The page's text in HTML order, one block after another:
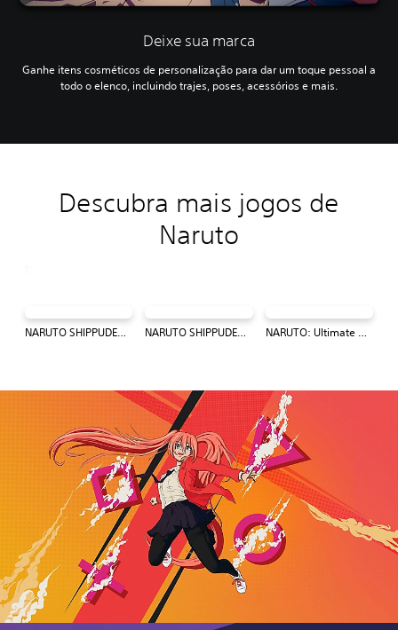
Deixe sua marca
Ganhe itens cosméticos de personalização para dar um toque pessoal a
todo o elenco, incluindo trajes, poses, acessórios e mais.
Descubra mais jogos de
Naruto
NARUTO SHIPPUDEN™: Ultimate Ninja® STORM 4 NARUTO SHIPPUDEN: Ultimate Ninja STORM Trilogy NARUTO: Ultimate Ninja STORM